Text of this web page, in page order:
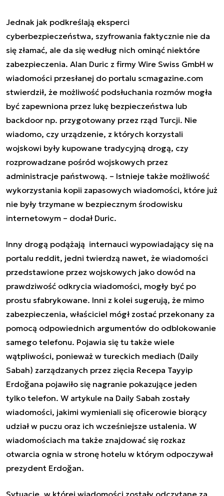
Jednak jak podkreślają eksperci
cyberbezpieczeństwa, szyfrowania faktycznie nie da
się złamać, ale da się według nich ominąć niektóre
zabezpieczenia. Alan Duric z firmy Wire Swiss GmbH w
wiadomości przesłanej do portalu scmagazine.com
stwierdził, że możliwość podsłuchania rozmów mogła
być zapewniona przez lukę bezpieczeństwa lub
backdoor np. przygotowany przez rząd Turcji. Nie
wiadomo, czy urządzenie, z których korzystali
wojskowi były kupowane tradycyjną drogą, czy
rozprowadzane pośród wojskowych przez
administracje państwową. – Istnieje także możliwość
wykorzystania kopii zapasowych wiadomości, które już
nie były trzymane w bezpiecznym środowisku
internetowym – dodał Duric.
Inny drogą podążają internauci wypowiadający się na
portalu reddit, jedni twierdzą nawet, że wiadomości
przedstawione przez wojskowych jako dowód na
prawdziwość odkrycia wiadomości, mogły być po
prostu sfabrykowane. Inni z kolei sugerują, że mimo
zabezpieczenia, właściciel mógł zostać przekonany za
pomocą odpowiednich argumentów do odblokowanie
samego telefonu. Pojawia się tu także wiele
wątpliwości, ponieważ w tureckich mediach (Daily
Sabah) zarządzanych przez zięcia Recepa Tayyip
Erdoğana pojawiło się nagranie pokazujące jeden
tylko telefon. W artykule na Daily Sabah zostały
wiadomości, jakimi wymieniali się oficerowie biorący
udział w puczu oraz ich wcześniejsze ustalenia. W
wiadomościach ma także znajdować się rozkaz
otwarcia ognia w stronę hotelu w którym odpoczywał
prezydent Erdoğan.
Sytuacje, w której wiadomości zostały odczytane za